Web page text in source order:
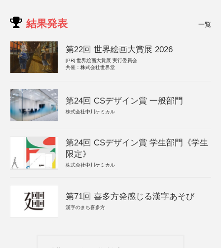
結果発表 一覧
第22回 世界絵画大賞展 2026
[PR] 世界絵画大賞展 実行委員会
共催：株式会社世界堂
第24回 CSデザイン賞 一般部門
株式会社中川ケミカル
第24回 CSデザイン賞 学生部門《学生
限定》
株式会社中川ケミカル
第71回 喜多方発感じる漢字あそび
漢字のまち喜多方